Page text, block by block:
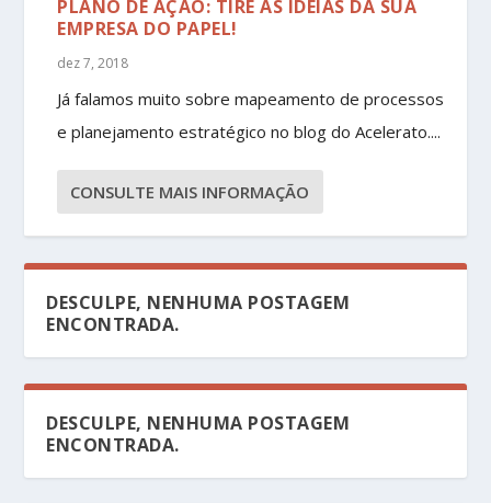
PLANO DE AÇÃO: TIRE AS IDEIAS DA SUA
EMPRESA DO PAPEL!
dez 7, 2018
Já falamos muito sobre mapeamento de processos
e planejamento estratégico no blog do Acelerato....
CONSULTE MAIS INFORMAÇÃO
DESCULPE, NENHUMA POSTAGEM
ENCONTRADA.
DESCULPE, NENHUMA POSTAGEM
ENCONTRADA.